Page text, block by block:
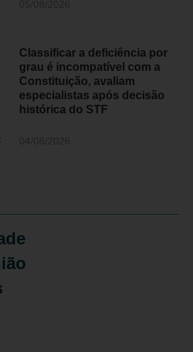
Classificar a deficiência por
grau é incompatível com a
Constituição, avaliam
especialistas após decisão
histórica do STF